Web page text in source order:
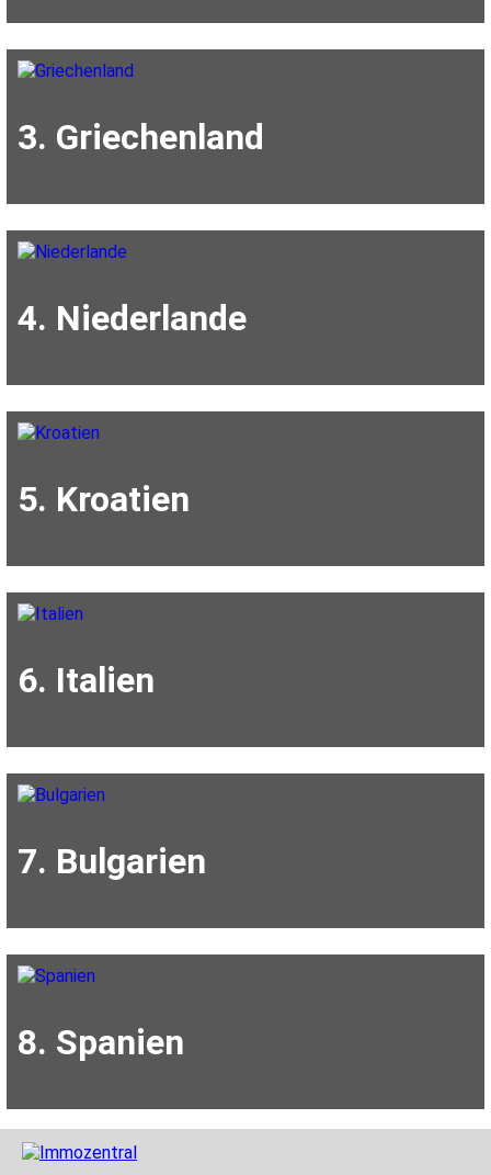
3. Griechenland
4. Niederlande
5. Kroatien
6. Italien
7. Bulgarien
8. Spanien